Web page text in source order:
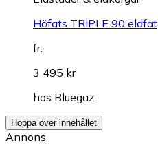
Höfats TRIPLE 90 eldfat
fr.
3 495 kr
hos Bluegaz
Hoppa över innehållet
Annons